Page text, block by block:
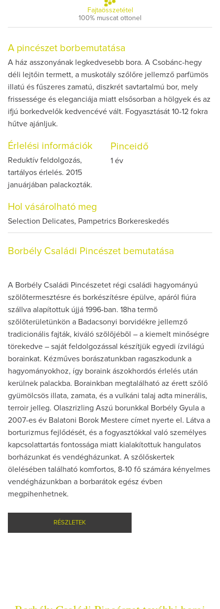
Fajtaösszetétel
100% muscat ottonel
A pincészet borbemutatása
A ház asszonyának legkedvesebb bora. A Csobánc-hegy
déli lejtőin termett, a muskotály szőlőre jellemző parfümös
illatú és fűszeres zamatú, diszkrét savtartalmú bor, mely
frissessége és eleganciája miatt elsősorban a hölgyek és az
ifjú borkedvelők kedvencévé vált. Fogyasztását 10-12 fokra
hűtve ajánljuk.
Érlelési információk
Reduktív feldolgozás,
tartályos érlelés. 2015
januárjában palackozták.
Pinceidő
1 év
Hol vásárolható meg
Selection Delicates, Pampetrics Borkereskedés
Borbély Családi Pincészet bemutatása
A Borbély Családi Pincészetet régi családi hagyományú
szõlõtermesztésre és borkészítésre épülve, apáról fiúra
szállva alapítottuk újjá 1996-ban. 18ha termõ
szõlõterületünkön a Badacsonyi borvidékre jellemző
tradicionális fajták, kiváló szõlõjébõl – a kiemelt minőségre
törekedve – saját feldolgozással készítjük egyedi ízvilágú
borainkat. Kézműves borászatunkban ragaszkodunk a
hagyományokhoz, így boraink ászokhordós érlelés után
kerülnek palackba. Borainkban megtalálható az érett szőlő
gyümölcsös illata, zamata, és a vulkáni talaj adta minerális,
terroir jelleg. Olaszrizling Aszú borunkkal Borbély Gyula a
2007-es év Balatoni Borok Mestere címet nyerte el. Látva a
borturizmus fejlődését, és a fogyasztókkal való személyes
kapcsolattartás fontossága miatt kialakítottuk hangulatos
borházunkat és vendégházunkat. A szőlőskertek
ölelésében található komfortos, 8-10 fő számára kényelmes
vendégházunkban a borbarátok egész évben
megpihenhetnek.
RÉSZLETEK